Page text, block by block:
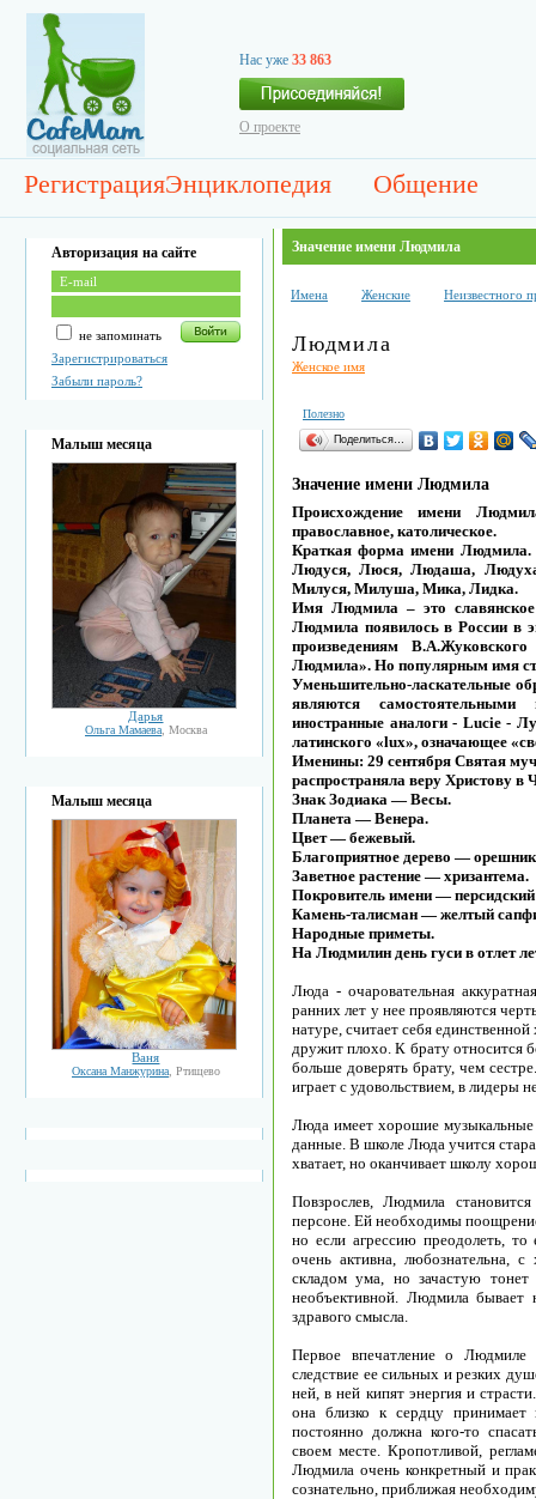
Нас уже 33 863
О проекте
РегистрацияЭнциклопедия Общение
Авторизация на сайте
не запоминать
Зарегистрироваться
Забыли пароль?
Малыш месяца
Дарья
Ольга Мамаева , Москва
Малыш месяца
Ваня
Оксана Манжурина, Ртищево
Значение имени Людмила
Имена Женские Неизвестного
Людмила
Женское имя
Полезно
Поделиться…
Значение имени Людмила
Происхождение имени
православное, католическое.
Краткая форма имени
Людуся, Люся, Людаша,
Милуся, Милуша, Мика, Лидка.
Имя Людмила – это
Людмила появилось в России в
произведениям
Людмила». Но популярным имя
Уменьшительно-ласкательные
являются
иностранные аналоги - Lucie -
латинского «lux», означающее
Именины: 29 сентября Святая
распространяла веру Христову в
Знак Зодиака — Весы.
Планета — Венера.
Цвет — бежевый.
Благоприятное дерево —
Заветное растение — хризантема.
Покровитель имени — персидский
Камень-талисман — желтый
Народные приметы.
На Людмилин день гуси в отлет
Люда - очаровательная
ранних лет у нее проявляются
натуре, считает себя
дружит плохо. К брату относится
больше доверять брату, чем
играет с удовольствием, в лидеры
Люда имеет хорошие музыкальные
данные. В школе Люда учится
хватает, но оканчивает школу
Повзрослев, Людмила
персоне. Ей необходимы
но если агрессию преодолеть,
очень активна, любознательна,
складом ума, но зачастую
необъективной. Людмила бывает
здравого смысла.
Первое впечатление о Людмиле
следствие ее сильных и резких
ней, в ней кипят энергия и
она близко к сердцу
постоянно должна кого-то
своем месте. Кропотливой,
Людмила очень конкретный и
сознательно, приближая